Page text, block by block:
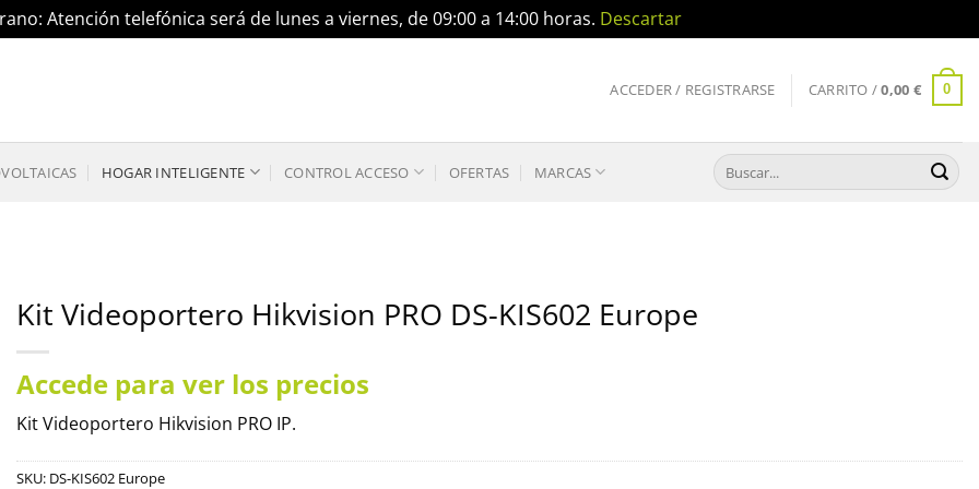
Atención telefónica será de lunes a viernes, de 09:00 a 14:00 horas. Descartar
ACCEDER / REGISTRARSE CARRITO /0,00 € 0
HOGAR INTELIGENTE CONTROL ACCESO OFERTAS MARCAS
Buscar
por:
Kit Videoportero Hikvision PRO DS-KIS602 Europe
Accede para ver los precios
Kit Videoportero Hikvision PRO IP.
SKU: DS-KIS602 Europe